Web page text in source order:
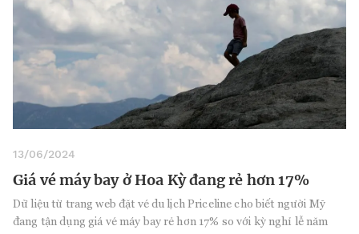
13/06/2024
Giá vé máy bay ở Hoa Kỳ đang rẻ hơn 17%
Dữ liệu từ trang web đặt vé du lịch Priceline cho biết người Mỹ
đang tận dụng giá vé máy bay rẻ hơn 17% so với kỳ nghỉ lễ năm